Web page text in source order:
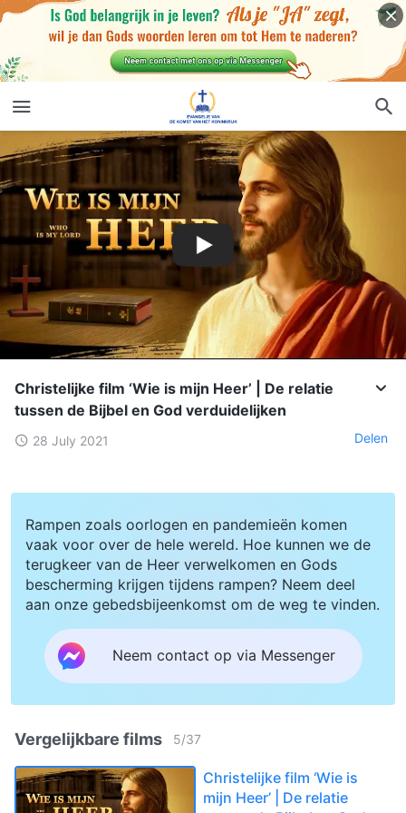
Christelijke film ‘Wie is mijn Heer’ | De relatie
tussen de Bijbel en God verduidelijken
28 July 2021 Delen
Rampen zoals oorlogen en pandemieën komen
vaak voor over de hele wereld. Hoe kunnen we de
terugkeer van de Heer verwelkomen en Gods
bescherming krijgen tijdens rampen? Neem deel
aan onze gebedsbijeenkomst om de weg te vinden.
Neem contact op via Messenger
Vergelijkbare films 5/37
Christelijke film ‘Wie is
mijn Heer’ | De relatie